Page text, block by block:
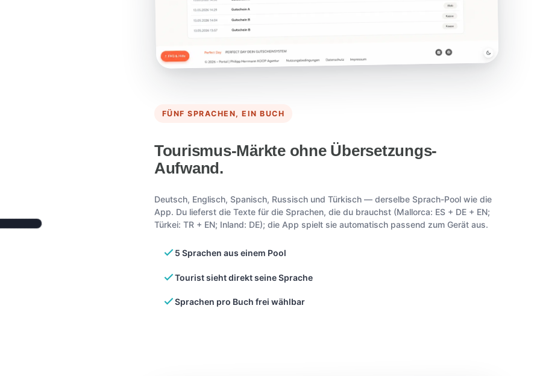
FÜNF SPRACHEN, EIN BUCH
Tourismus-Märkte ohne Übersetzungs-
Aufwand.
Deutsch, Englisch, Spanisch, Russisch und Türkisch — derselbe Sprach-Pool wie die
App. Du lieferst die Texte für die Sprachen, die du brauchst (Mallorca: ES + DE + EN;
Türkei: TR + EN; Inland: DE); die App spielt sie automatisch passend zum Gerät aus.
5 Sprachen aus einem Pool
Tourist sieht direkt seine Sprache
Sprachen pro Buch frei wählbar